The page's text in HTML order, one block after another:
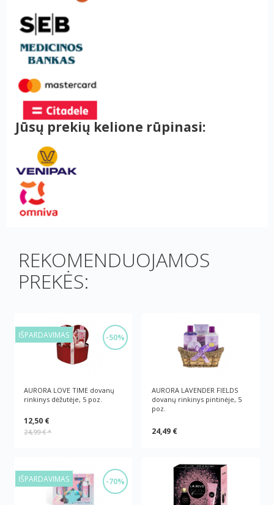
Jūsų prekių kelione rūpinasi:
REKOMENDUOJAMOS
PREKĖS:
-50%
IŠPARDAVIMAS
AURORA LOVE TIME dovanų
rinkinys dėžutėje, 5 poz.
12,50 €
24,99 €*
AURORA LAVENDER FIELDS
dovanų rinkinys pintinėje, 5
poz.
24,49 €
-70%
IŠPARDAVIMAS